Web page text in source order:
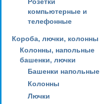
компьютерные и
телефонные
Короба, лючки, колонны
Колонны, напольные
башенки, лючки
Башенки напольные
Колонны
Лючки